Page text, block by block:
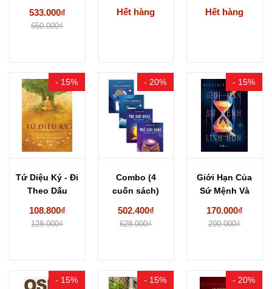
533.000₫
650.000₫
Trưng Trong
Văn Hóa...
Hết hàng
Trưng Trong
Văn Hóa...
Hết hàng
- 15%
Tứ Diệu Ký - Đi
Theo Dấu
108.800₫
128.000₫
- 20%
Combo (4
cuốn sách)
502.400₫
628.000₫
- 15%
Giới Hạn Của
Sứ Mệnh Và
170.000₫
200.000₫
- 15% - 15% - 20%